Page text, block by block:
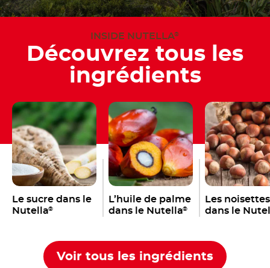
INSIDE NUTELLA®
Découvrez tous les
ingrédients
Le sucre dans le
Nutella®
L’huile de palme
dans le Nutella®
Les noisettes
dans le
Voir tous les ingrédients